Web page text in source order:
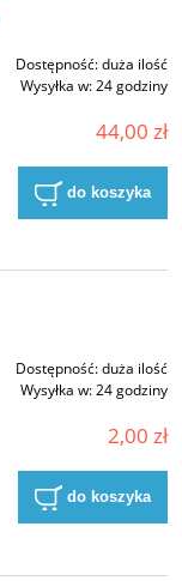
Dostępność:duża ilość
Wysyłka w:24 godziny
44,00 zł
do koszyka
Dostępność:duża ilość
Wysyłka w:24 godziny
2,00 zł
do koszyka